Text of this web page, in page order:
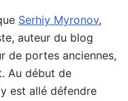
Serhiy Myronov,
auteur du blog
de portes anciennes,
Au début de
est allé défendre